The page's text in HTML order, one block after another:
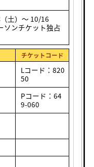
土）～ 10/16
ソンチケット独占
チケットコード
Lコード：820
50
Pコード：64
9-060